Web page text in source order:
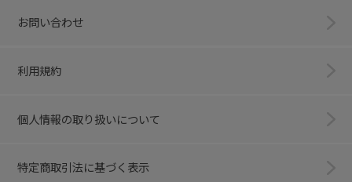
お問い合わせ
利用規約
個人情報の取り扱いについて
特定商取引法に基づく表示